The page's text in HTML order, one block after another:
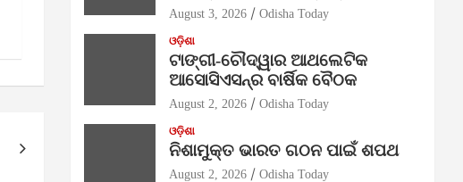
August 3, 2026 Odisha Today
ଓଡ଼ିଶା
ଟାଙ୍ଗୀ-ଚୌଦ୍ୱାର ଆଥଲେଟିକ
ଆସୋସିଏସନ୍‌ର ବାର୍ଷିକ ବୈଠକ
August 2, 2026 Odisha Today
ଓଡ଼ିଶା
ନିଶାମୁକ୍ତ ଭାରତ ଗଠନ ପାଇଁ ଶପଥ
August 2, 2026 Odisha Today